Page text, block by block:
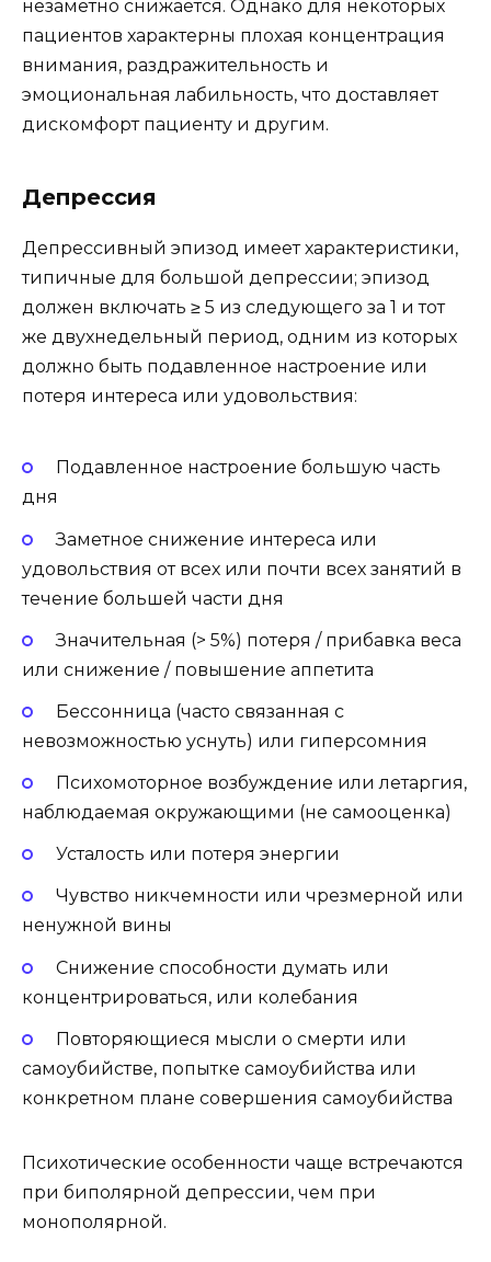
незаметно снижается. Однако для некоторых
пациентов характерны плохая концентрация
внимания, раздражительность и
эмоциональная лабильность, что доставляет
дискомфорт пациенту и другим.
Депрессия
Депрессивный эпизод имеет характеристики,
типичные для большой депрессии; эпизод
должен включать ≥ 5 из следующего за 1 и тот
же двухнедельный период, одним из которых
должно быть подавленное настроение или
потеря интереса или удовольствия:
Подавленное настроение большую часть
дня
Заметное снижение интереса или
удовольствия от всех или почти всех занятий в
течение большей части дня
Значительная (> 5%) потеря / прибавка веса
или снижение / повышение аппетита
Бессонница (часто связанная с
невозможностью уснуть) или гиперсомния
Психомоторное возбуждение или летаргия,
наблюдаемая окружающими (не самооценка)
Усталость или потеря энергии
Чувство никчемности или чрезмерной или
ненужной вины
Снижение способности думать или
концентрироваться, или колебания
Повторяющиеся мысли о смерти или
самоубийстве, попытке самоубийства или
конкретном плане совершения самоубийства
Психотические особенности чаще встречаются
при биполярной депрессии, чем при
монополярной.